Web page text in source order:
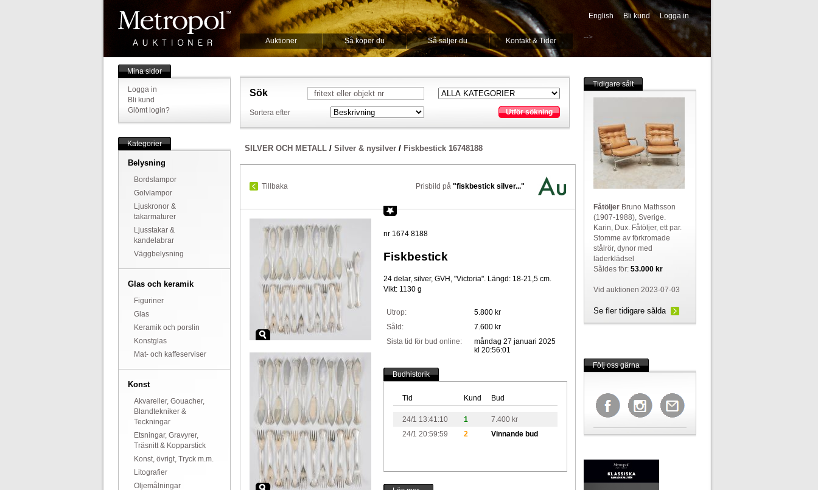
Auktioner Så köper du Så säljer du Kontakt & Tider
English Bli kund Logga in
-->
Mina sidor
Logga in
Bli kund
Glömt login?
Kategorier
Belysning
Bordslampor
Golvlampor
Ljuskronor &
takarmaturer
Ljusstakar &
kandelabrar
Väggbelysning
Glas och keramik
Figuriner
Glas
Keramik och porslin
Konstglas
Mat- och kaffeserviser
Konst
Akvareller, Gouacher,
Blandtekniker &
Teckningar
Etsningar, Gravyrer,
Träsnitt & Kopparstick
Konst, övrigt, Tryck m.m.
Litografier
Oljemålningar
Sök
Sortera efter Utför sökning
SILVER OCH METALL/ Silver & nysilver/ Fiskbestick 16748188
Tillbaka Prisbild på "fiskbestick silver..."
nr 1674 8188
Fiskbestick
24 delar, silver, GVH, "Victoria". Längd: 18-21,5 cm.
Vikt: 1130 g
Utrop:
5.800 kr
Såld:
7.600 kr
Sista tid för bud online:
måndag 27 januari 2025
kl 20:56:01
Budhistorik
Tid Kund Bud
24/1 13:41:10 1
7.400 kr
24/1 20:59:59
2 Vinnande bud
Tidigare sålt
FåtöljerBruno Mathsson
(1907-1988), Sverige.
Karin, Dux. Fåtöljer, ett par.
Stomme av förkromade
stålrör, dynor med
läderklädsel
Såldes för: 53.000 kr
Vid auktionen 2023-07-03
Se fler tidigare sålda
Följ oss gärna